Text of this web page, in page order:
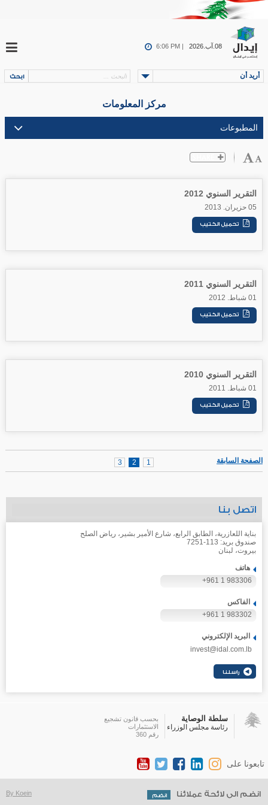
08.آب.2026 6:06 PM |
أريد أن
مركز المعلومات
التقرير السنوي 2012
05 حزيران. 2013
التقرير السنوي 2011
01 شباط. 2012
التقرير السنوي 2010
01 شباط. 2011
1
2
3 الصفحة السابقة
اتصل بنا
بناية اللعازرية، الطابق الرابع، شارع الأمير بشير، رياض الصلح
صندوق بريد: 113-7251
بيروت، لبنان
هاتف
+961 1 983306
الفاكس
+961 1 983302
البريد الإلكتروني
invest@idal.com.lb
سلطة الوصاية
رئاسة مجلس الوزراء
بحسب قانون تشجيع
الاستثمارات
رقم 360
By Koein انضم الى لائحة عملائنا
تابعونا على